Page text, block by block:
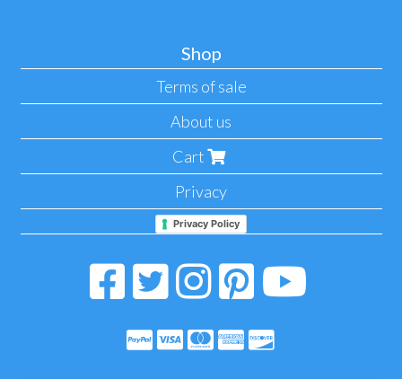
Shop
Terms of sale
About us
Cart
Privacy
Privacy Policy